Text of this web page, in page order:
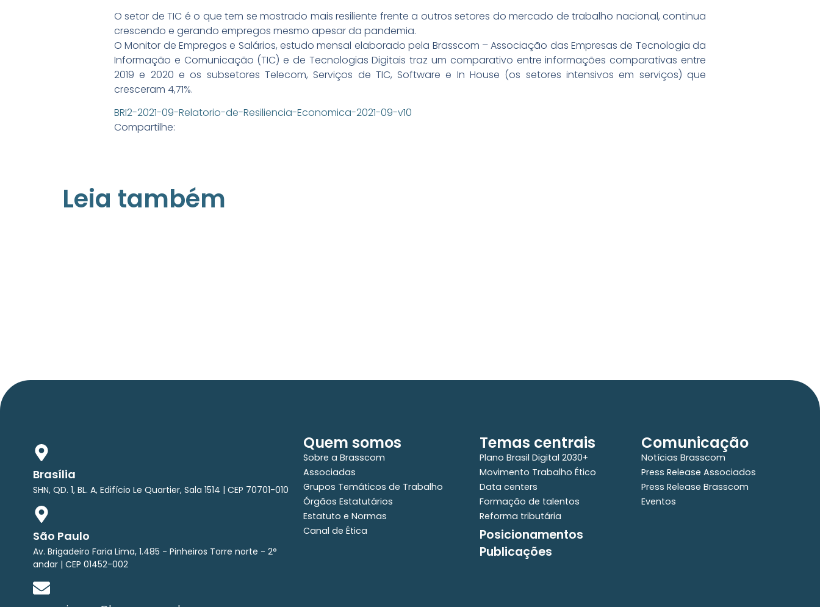
O setor de TIC é o que tem se mostrado mais resiliente frente a outros setores do mercado de trabalho nacional, continua
crescendo e gerando empregos mesmo apesar da pandemia.
O Monitor de Empregos e Salários, estudo mensal elaborado pela Brasscom – Associação das Empresas de Tecnologia da
Informação e Comunicação (TIC) e de Tecnologias Digitais traz um comparativo entre informações comparativas entre
2019 e 2020 e os subsetores Telecom, Serviços de TIC, Software e In House (os setores intensivos em serviços) que
cresceram 4,71%.
BRI2-2021-09-Relatorio-de-Resiliencia-Economica-2021-09-v10
Compartilhe:
Leia também
Brasília
SHN, QD. 1, BL. A, Edifício Le Quartier, Sala 1514 | CEP 70701-010
São Paulo
Av. Brigadeiro Faria Lima, 1.485 - Pinheiros Torre norte - 2°
andar | CEP 01452-002
Quem somos
Sobre a Brasscom
Associadas
Grupos Temáticos de Trabalho
Órgãos Estatutários
Estatuto e Normas
Canal de Ética
Temas centrais
Plano Brasil Digital 2030+
Movimento Trabalho Ético
Data centers
Formação de talentos
Reforma tributária
Posicionamentos
Publicações
Comunicação
Notícias Brasscom
Press Release Associados
Press Release Brasscom
Eventos